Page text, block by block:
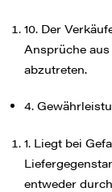
10. Der
Ansprüche
abzutreten.
4.
1. Liegt bei
entweder